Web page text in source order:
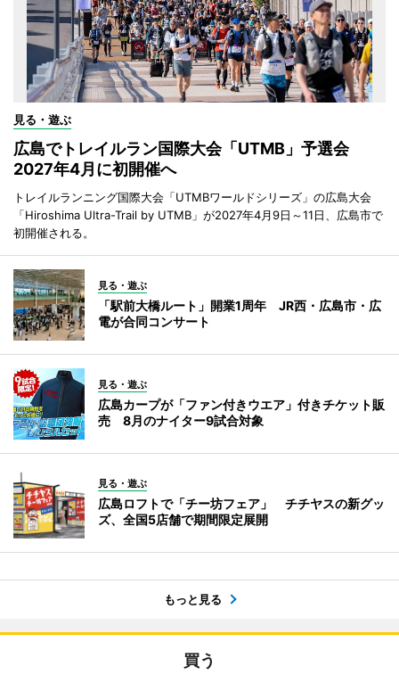
見る・遊ぶ
広島でトレイルラン国際大会「UTMB」予選会
2027年4月に初開催へ
トレイルランニング国際大会「UTMBワールドシリーズ」の広島大会
「Hiroshima Ultra-Trail by UTMB」が2027年4月9日～11日、広島市で
初開催される。
見る・遊ぶ
「駅前大橋ルート」開業1周年 JR西・広島市・広
電が合同コンサート
見る・遊ぶ
広島カープが「ファン付きウエア」付きチケット販
売 8月のナイター9試合対象
見る・遊ぶ
広島ロフトで「チー坊フェア」 チチヤスの新グッ
ズ、全国5店舗で期間限定展開
もっと見る
買う